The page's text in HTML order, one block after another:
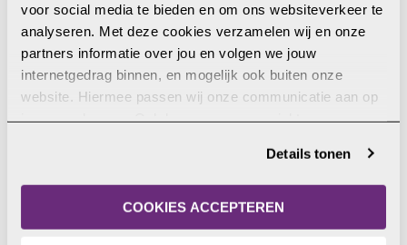
voor social media te bieden en om ons websiteverkeer te
analyseren. Met deze cookies verzamelen wij en onze
partners informatie over jou en volgen we jouw
internetgedrag binnen, en mogelijk ook buiten onze
website. Hiermee passen wij onze communicatie aan op
jouw voorkeuren. Ook kunnen we zo gerichte
internetgedrag. Je kunt je toestemming ook altijd wijzigen
of intrekken. Meer uitleg vind je in onze
privacyverklaring.
Details tonen
COOKIES ACCEPTEREN
Vervolging kind bedreigt
toekomst van de kerk
Al vroeg in hun jonge leven worden kinderen in
landen met christenvervolging geconfronteerd met
geweld, buitensluiting en angst. De onderdrukkers
generatie opgroeit waar de kerk uit gebouwd wordt.
in de vervolgde kerk. In 49 van de 50 landen van de
20 augustus 2020